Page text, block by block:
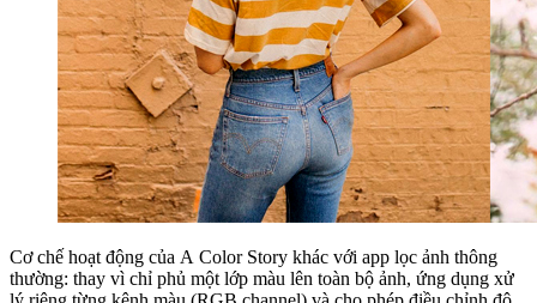
Cơ chế hoạt động của A Color Story khác với app lọc ảnh thông
thường: thay vì chỉ phủ một lớp màu lên toàn bộ ảnh, ứng dụng xử